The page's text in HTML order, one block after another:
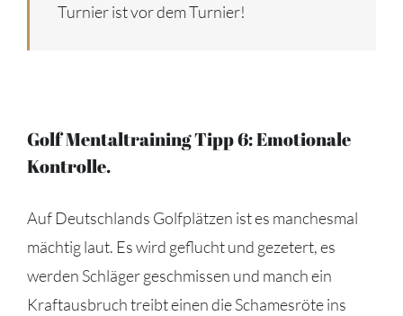
Turnier ist vor dem Turnier!
Golf Mentaltraining Tipp 6: Emotionale
Kontrolle.
Auf Deutschlands Golfplätzen ist es manchesmal
mächtig laut. Es wird geflucht und gezetert, es
werden Schläger geschmissen und manch ein
Kraftausbruch treibt einen die Schamesröte ins